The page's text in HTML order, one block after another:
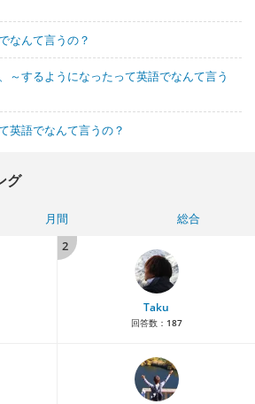
んて言うの？
～するようになったって英語でなんて言う
英語でなんて言うの？
グ
月間
総合
2
Taku
回答数： 187